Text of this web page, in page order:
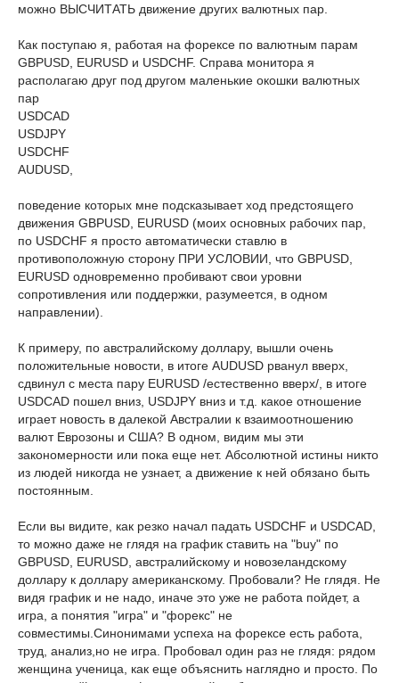
можно ВЫСЧИТАТЬ движение других валютных пар.
Как поступаю я, работая на форексе по валютным парам
GBPUSD, EURUSD и USDCHF. Справа монитора я
располагаю друг под другом маленькие окошки валютных
пар
USDCAD
USDJPY
USDCHF
AUDUSD,
поведение которых мне подсказывает ход предстоящего
движения GBPUSD, EURUSD (моих основных рабочих пар,
по USDCHF я просто автоматически ставлю в
противоположную сторону ПРИ УСЛОВИИ, что GBPUSD,
EURUSD одновременно пробивают свои уровни
сопротивления или поддержки, разумеется, в одном
направлении).
К примеру, по австралийскому доллару, вышли очень
положительные новости, в итоге AUDUSD рванул вверх,
сдвинул с места пару EURUSD /естественно вверх/, в итоге
USDCAD пошел вниз, USDJPY вниз и т.д. какое отношение
играет новость в далекой Австралии к взаимоотношению
валют Еврозоны и США? В одном, видим мы эти
закономерности или пока еще нет. Абсолютной истины никто
из людей никогда не узнает, а движение к ней обязано быть
постоянным.
Если вы видите, как резко начал падать USDCHF и USDCAD,
то можно даже не глядя на график ставить на "buy" по
GBPUSD, EURUSD, австралийскому и новозеландскому
доллару к доллару американскому. Пробовали? Не глядя. Не
видя график и не надо, иначе это уже не работа пойдет, а
игра, а понятия "игра" и "форекс" не
совместимы.Синонимами успеха на форексе есть работа,
труд, анализ,но не игра. Пробовал один раз не глядя: рядом
женщина ученица, как еще объяснить наглядно и просто. По